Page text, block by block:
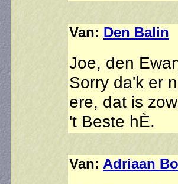
Van: Den Balin
Joe, den
Sorry da'k er
ere, dat is
't Beste hÈ.
Van: Adriaan